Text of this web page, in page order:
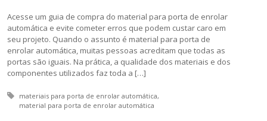
Acesse um guia de compra do material para porta de enrolar
automática e evite cometer erros que podem custar caro em
seu projeto. Quando o assunto é material para porta de
enrolar automática, muitas pessoas acreditam que todas as
portas são iguais. Na prática, a qualidade dos materiais e dos
componentes utilizados faz toda a […]
Tagged with:
materiais para porta de enrolar automática
material para porta de enrolar automática